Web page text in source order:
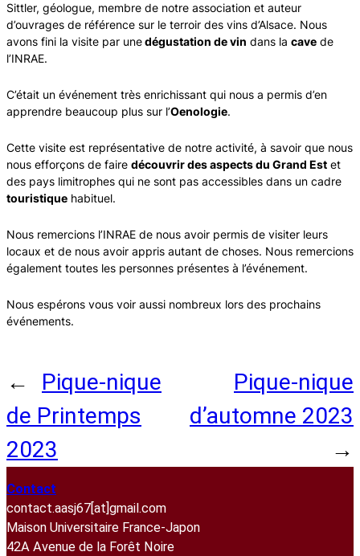
Sittler, géologue, membre de notre association et auteur
d’ouvrages de référence sur le terroir des vins d’Alsace. Nous
avons fini la visite par unedégustation de vin dans la cave de
l’INRAE.
C’était un événement très enrichissant qui nous a permis d’en
apprendre beaucoup plus sur l’Oenologie.
Cette visite est représentative de notre activité, à savoir que nous
nous efforçons de faire découvrir des aspects du Grand Est et
des pays limitrophes qui ne sont pas accessibles dans un cadre
touristique habituel.
Nous remercions l’INRAE de nous avoir permis de visiter leurs
locaux et de nous avoir appris autant de choses. Nous remercions
également toutes les personnes présentes à l’événement.
Nous espérons vous voir aussi nombreux lors des prochains
événements.
←
Pique-nique
de Printemps
2023
Pique-nique
d’automne 2023
→
Contact
contact.aasj67[at]gmail.com
Maison Universitaire France-Japon
42A Avenue de la Forêt Noire